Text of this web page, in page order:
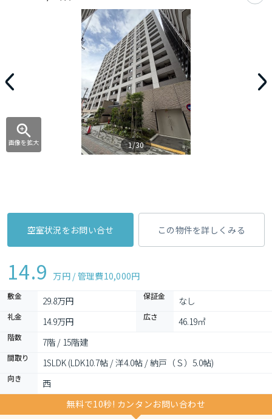
画像を拡大 1/30
空室状況をお問い合せ この物件を詳しくみる
14.9 万円 / 管理費10,000円
敷金 29.8万円 保証金 なし
礼金 14.9万円 広さ 46.19㎡
階数 7階 / 15階建
間取り 1SLDK (LDK10.7帖 / 洋4.0帖 / 納戸（Ｓ）5.0帖)
向き
西
無料で10秒! カンタンお問い合わせ